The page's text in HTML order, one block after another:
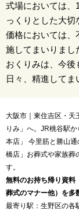
式場においては、
っくりとした大切
価格においては、
施してまいりまし
おくりみは、今後
日々、精進してま
大阪市｜東住吉区・天
りみ」へ。JR桃谷駅
本店」 今里筋と勝山
橋店」お葬式や家族葬
す。
無料のお持ち帰り資料
葬式のマナー他）を多
最寄り駅：生野区の各